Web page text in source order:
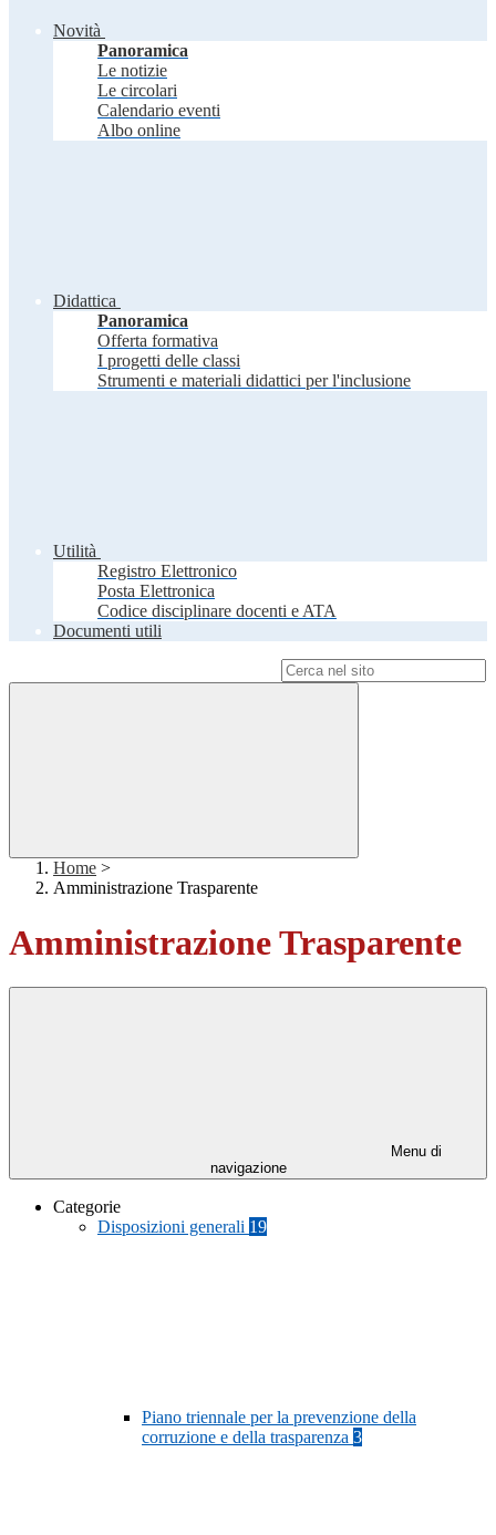
Novità
Panoramica
Le notizie
Le circolari
Calendario eventi
Albo online
Didattica
Panoramica
Offerta formativa
I progetti delle classi
Strumenti e materiali didattici per l'inclusione
Utilità
Registro Elettronico
Posta Elettronica
Codice disciplinare docenti e ATA
Documenti utili
Home >
Amministrazione Trasparente
Amministrazione Trasparente
Menu di
navigazione
Categorie
Disposizioni generali 19
Piano triennale per la prevenzione della
corruzione e della trasparenza 3